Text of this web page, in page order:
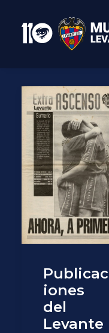
Publicac
iones
del
Levante